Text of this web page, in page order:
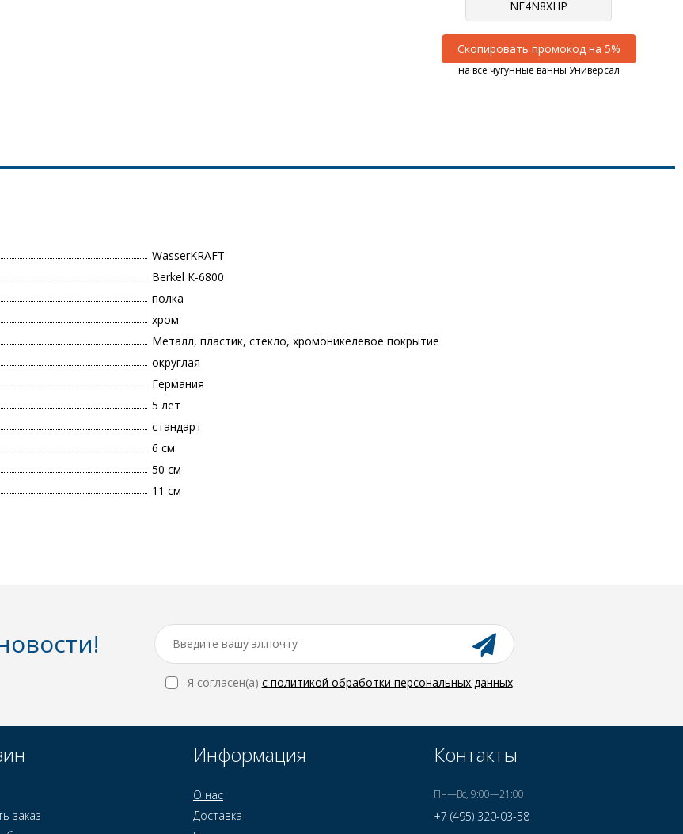
Скопировать промокод на 5%
на все чугунные ванны Универсал
WasserKRAFT
Berkel К-6800
полка
хром
Металл, пластик, стекло, хромоникелевое покрытие
округлая
Германия
5 лет
стандарт
6 см
50 см
11 см
Я согласен(a) с политикой обработки персональных данных
заказ
Информация
О нас
Доставка
Контакты
Пн—Вс, 9:00—21:00
+7 (495) 320-03-58